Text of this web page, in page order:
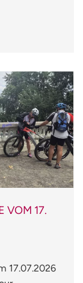
VOM 17.
17.07.2026